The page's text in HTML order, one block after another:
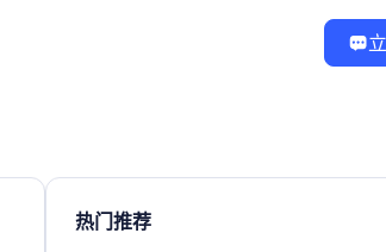
热门推荐